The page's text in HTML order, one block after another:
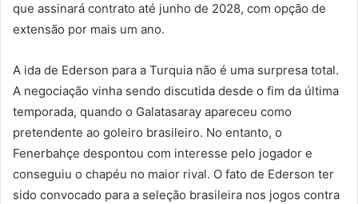
que assinará contrato até junho de 2028, com opção de
extensão por mais um ano.
A ida de Ederson para a Turquia não é uma surpresa total.
A negociação vinha sendo discutida desde o fim da última
temporada, quando o Galatasaray apareceu como
pretendente ao goleiro brasileiro. No entanto, o
Fenerbahçe despontou com interesse pelo jogador e
conseguiu o chapéu no maior rival. O fato de Ederson ter
sido convocado para a seleção brasileira nos jogos contra